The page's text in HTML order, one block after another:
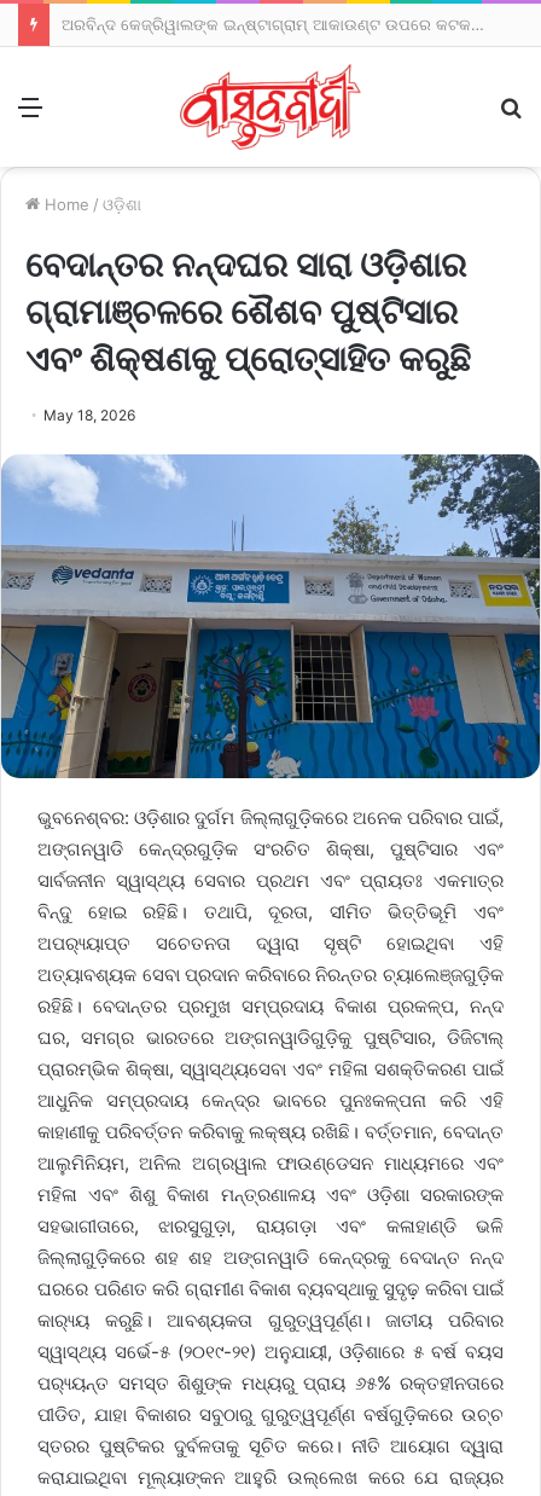
ଅରବିନ୍ଦ କେଜ୍ରିୱାଲଙ୍କ ଇନ୍‌ଷ୍ଟାଗ୍ରାମ୍ ଆକାଉଣ୍ଟ ଉପରେ କଟକଣା ଅଭିଯୋଗ
Home / ଓଡ଼ିଶା
ବେଦାନ୍ତର ନନ୍ଦଘର ସାରା ଓଡ଼ିଶାର
ଗ୍ରାମାଞ୍ଚଳରେ ଶୈଶବ ପୁଷ୍ଟିସାର
ଏବଂ ଶିକ୍ଷଣକୁ ପ୍ରୋତ୍ସାହିତ କରୁଛି
May 18, 2026
ଭୁବନେଶ୍ବର: ଓଡ଼ିଶାର ଦୁର୍ଗମ ଜିଲ୍ଲାଗୁଡ଼ିକରେ ଅନେକ ପରିବାର ପାଇଁ,
ଅଙ୍ଗନୱାଡି କେନ୍ଦ୍ରଗୁଡ଼ିକ ସଂରଚିତ ଶିକ୍ଷା, ପୁଷ୍ଟିସାର ଏବଂ
ସାର୍ବଜନୀନ ସ୍ୱାସ୍ଥ୍ୟ ସେବାର ପ୍ରଥମ ଏବଂ ପ୍ରାୟତଃ ଏକମାତ୍ର
ବିନ୍ଦୁ ହୋଇ ରହିଛି। ତଥାପି, ଦୂରତା, ସୀମିତ ଭିତ୍ତିଭୂମି ଏବଂ
ଅପର‌୍ୟ୍ୟାପ୍ତ ସଚେତନତା ଦ୍ୱାରା ସୃଷ୍ଟି ହୋଇଥିବା ଏହି
ଅତ୍ୟାବଶ୍ୟକ ସେବା ପ୍ରଦାନ କରିବାରେ ନିରନ୍ତର ଚ୍ୟାଲେଞ୍ଜଗୁଡ଼ିକ
ରହିଛି। ବେଦାନ୍ତର ପ୍ରମୁଖ ସମ୍ପ୍ରଦାୟ ବିକାଶ ପ୍ରକଳ୍ପ, ନନ୍ଦ
ଘର, ସମଗ୍ର ଭାରତରେ ଅଙ୍ଗନୱାଡିଗୁଡ଼ିକୁ ପୁଷ୍ଟିସାର, ଡିଜିଟାଲ୍
ପ୍ରାରମ୍ଭିକ ଶିକ୍ଷା, ସ୍ୱାସ୍ଥ୍ୟସେବା ଏବଂ ମହିଳା ସଶକ୍ତିକରଣ ପାଇଁ
ଆଧୁନିକ ସମ୍ପ୍ରଦାୟ କେନ୍ଦ୍ର ଭାବରେ ପୁନଃକଳ୍ପନା କରି ଏହି
କାହାଣୀକୁ ପରିବର୍ତ୍ତନ କରିବାକୁ ଲକ୍ଷ୍ୟ ରଖିଛି। ବର୍ତ୍ତମାନ, ବେଦାନ୍ତ
ଆଲୁମିନିୟମ, ଅନିଲ ଅଗ୍ରୱାଲ ଫାଉଣ୍ଡେସନ ମାଧ୍ୟମରେ ଏବଂ
ମହିଳା ଏବଂ ଶିଶୁ ବିକାଶ ମନ୍ତ୍ରଣାଳୟ ଏବଂ ଓଡ଼ିଶା ସରକାରଙ୍କ
ସହଭାଗୀତାରେ, ଝାରସୁଗୁଡ଼ା, ରାୟଗଡ଼ା ଏବଂ କଳାହାଣ୍ଡି ଭଳି
ଜିଲ୍ଲାଗୁଡ଼ିକରେ ଶହ ଶହ ଅଙ୍ଗନୱାଡି କେନ୍ଦ୍ରକୁ ବେଦାନ୍ତ ନନ୍ଦ
ଘରରେ ପରିଣତ କରି ଗ୍ରାମୀଣ ବିକାଶ ବ୍ୟବସ୍ଥାକୁ ସୁଦୃଢ଼ କରିବା ପାଇଁ
କାର‌୍ୟ୍ୟ କରୁଛି। ଆବଶ୍ୟକତା ଗୁରୁତ୍ୱପୂର୍ଣ୍ଣ। ଜାତୀୟ ପରିବାର
ସ୍ୱାସ୍ଥ୍ୟ ସର୍ଭେ-୫ (୨୦୧୯-୨୧) ଅନୁଯାୟୀ, ଓଡ଼ିଶାରେ ୫ ବର୍ଷ ବୟସ
ପର‌୍ୟ୍ୟନ୍ତ ସମସ୍ତ ଶିଶୁଙ୍କ ମଧ୍ୟରୁ ପ୍ରାୟ ୬୫% ରକ୍ତହୀନତାରେ
ପୀଡିତ, ଯାହା ବିକାଶର ସବୁଠାରୁ ଗୁରୁତ୍ୱପୂର୍ଣ୍ଣ ବର୍ଷଗୁଡ଼ିକରେ ଉଚ୍ଚ
ସ୍ତରର ପୁଷ୍ଟିକର ଦୁର୍ବଳତାକୁ ସୂଚିତ କରେ। ନୀତି ଆୟୋଗ ଦ୍ୱାରା
କରାଯାଇଥିବା ମୂଲ୍ୟାଙ୍କନ ଆହୁରି ଉଲ୍ଲେଖ କରେ ଯେ ରାଜ୍ୟର